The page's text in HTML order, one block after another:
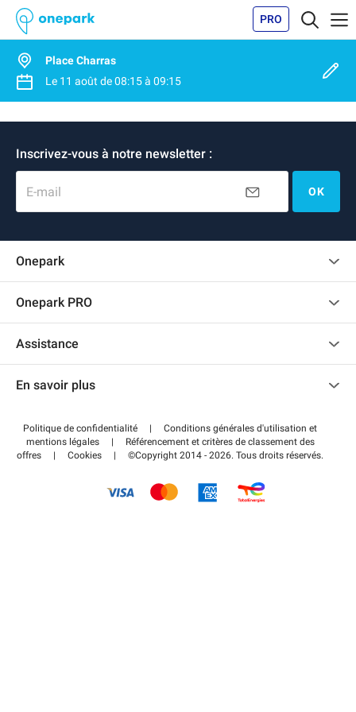
PRO
Place Charras
Le 11 août de08:15à 09:15
Inscrivez-vous à notre newsletter :
E-mail OK
Onepark
Recrutement
Onepark PRO
Accéder à mon espace partenaire
Assistance
Centre d'aide
Régler votre stationnement FLOW
En savoir plus
Wiki
Guide du stationnement
Politique de confidentialité |
Conditions générales d'utilisation et
mentions légales
|
Référencement et critères de classement des
offres
| Cookies | ©Copyright 2014 - 2026. Tous droits réservés.